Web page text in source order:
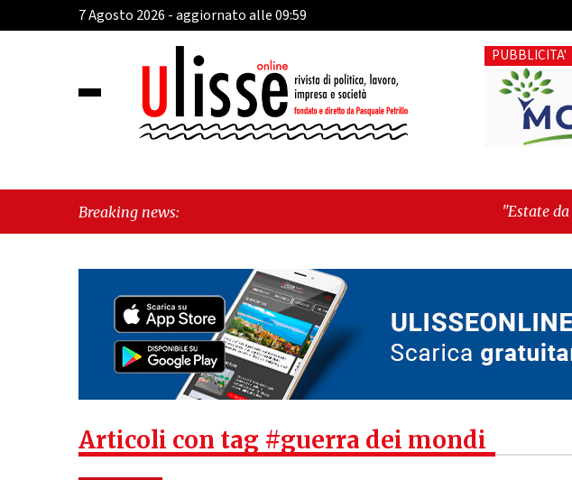
7 Agosto 2026 - aggiornato alle 09:59
PUBBLICITA'
Breaking news: "Estate da record assoluto"
Articoli con tag #guerra dei mondi